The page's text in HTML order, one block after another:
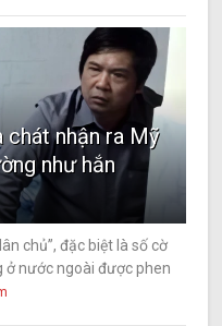
chát nhận ra Mỹ
như hắn
chủ”, đặc biệt là số cờ
ở nước ngoài được phen